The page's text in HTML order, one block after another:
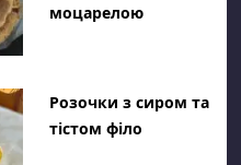
моцарелою
Розочки з сиром та
тістом філо